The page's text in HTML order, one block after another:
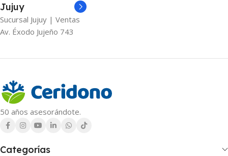
Jujuy
Sucursal Jujuy | Ventas
Av. Éxodo Jujeño 743
50 años asesorándote.
Categorías